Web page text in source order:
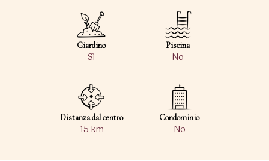
Giardino
Sì
Piscina
No
Distanza dal centro
15 km
Condominio
No